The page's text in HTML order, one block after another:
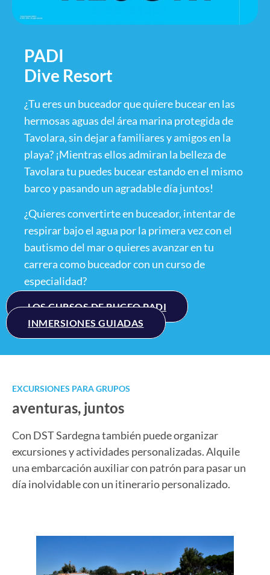
PADI
Dive Resort
¿Tu eres un buceador que quiere bucear en las
hermosas aguas del área marina protegida de
Tavolara, sin dejar a familiares y amigos en la
playa? ¡Mientras ellos admiran la belleza de
Tavolara tu puedes bucear estando en el mismo
barco y pasando un agradable día juntos!
¿Quieres convertirte en buceador, intentar de
respirar bajo el agua por la primera vez con el
bautismo del mar o quieres avanzar en tu
carrera como buceador con un curso de
especialidad?
LOS CURSOS DE BUCEO PADI
INMERSIONES GUIADAS
EXCURSIONES PARA GRUPOS
aventuras, juntos
Con DST Sardegna también puede organizar
excursiones y actividades personalizadas. Alquile
una embarcación auxiliar con patrón para pasar un
día inolvidable con un itinerario personalizado.